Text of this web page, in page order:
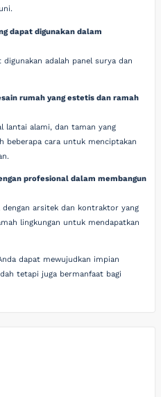
dapat digunakan dalam
adalah panel surya dan
rumah yang estetis dan ramah
lantai alami, dan taman yang
beberapa cara untuk menciptakan
profesional dalam membangun
dengan arsitek dan kontraktor yang
lingkungan untuk mendapatkan
dapat mewujudkan impian
tetapi juga bermanfaat bagi